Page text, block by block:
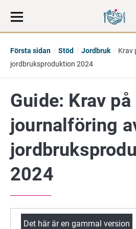
direkt
till
på
hela
Första sidan Stöd Jordbruk
Krav
jordbruksproduktion 2024
Guide: Krav på
journalföring
2024
Det här är en gammal version